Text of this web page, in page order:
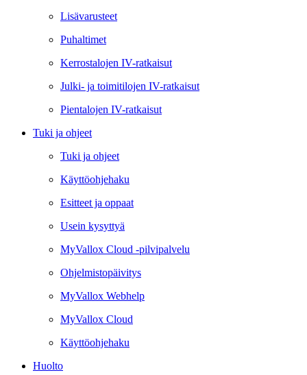
Lisävarusteet
Puhaltimet
Kerrostalojen IV-ratkaisut
Julki- ja toimitilojen IV-ratkaisut
Pientalojen IV-ratkaisut
Tuki ja ohjeet
Tuki ja ohjeet
Käyttöohjehaku
Esitteet ja oppaat
Usein kysyttyä
MyVallox Cloud -pilvipalvelu
Ohjelmistopäivitys
MyVallox Webhelp
MyVallox Cloud
Käyttöohjehaku
Huolto